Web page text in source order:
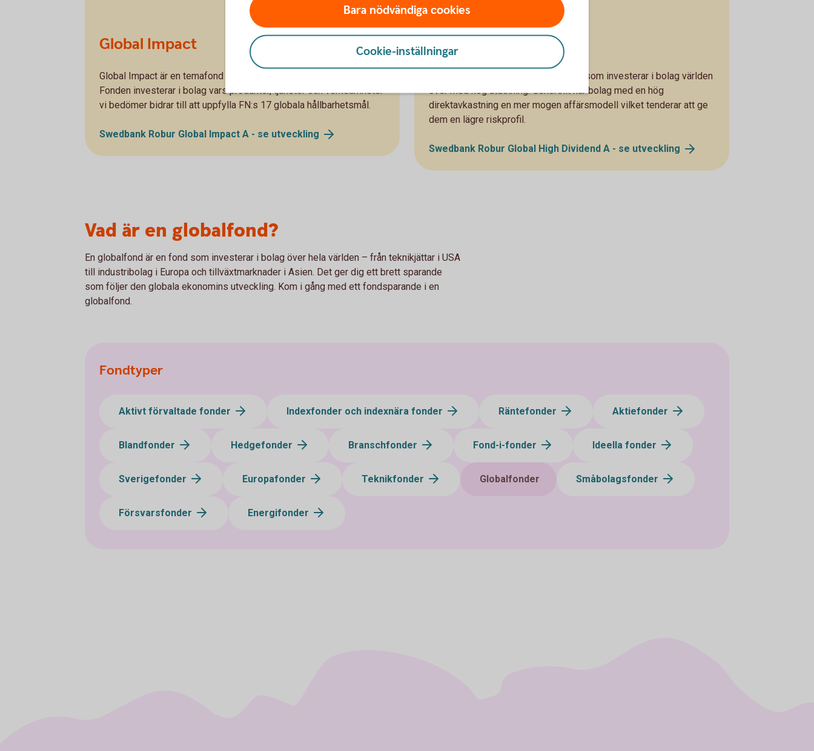
Global Impact
Global Impact är en temafond som investerar över hela världen.
Fonden investerar i bolag vars produkter, tjänster och verksamheter
vi bedömer bidrar till att uppfylla FN:s 17 globala hållbarhetsmål.
Swedbank Robur Global Impact A - se utveckling
Global High Dividend
Global High Dividend är en aktiefond som investerar i bolag världen
över med hög utdelning. Generellt har bolag med en hög
direktavkastning en mer mogen affärsmodell vilket tenderar att ge
dem en lägre riskprofil.
Swedbank Robur Global High Dividend A - se utveckling
Vad är en globalfond?
En globalfond är en fond som investerar i bolag över hela världen – från teknikjättar i USA
till industribolag i Europa och tillväxtmarknader i Asien. Det ger dig ett brett sparande
som följer den globala ekonomins utveckling. Kom i gång med ett fondsparande i en
globalfond.
Fondtyper
Aktivt förvaltade fonder Indexfonder och indexnära fonder Räntefonder Aktiefonder
Blandfonder Hedgefonder Branschfonder Fond-i-fonder Ideella fonder
Sverigefonder Europafonder Teknikfonder Globalfonder Småbolagsfonder
Försvarsfonder Energifonder
Bara nödvändiga cookies
Cookie-inställningar